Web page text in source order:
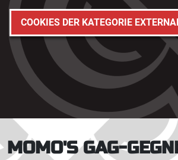
COOKIES DER KATEGORIE
MOMO'S GAG-